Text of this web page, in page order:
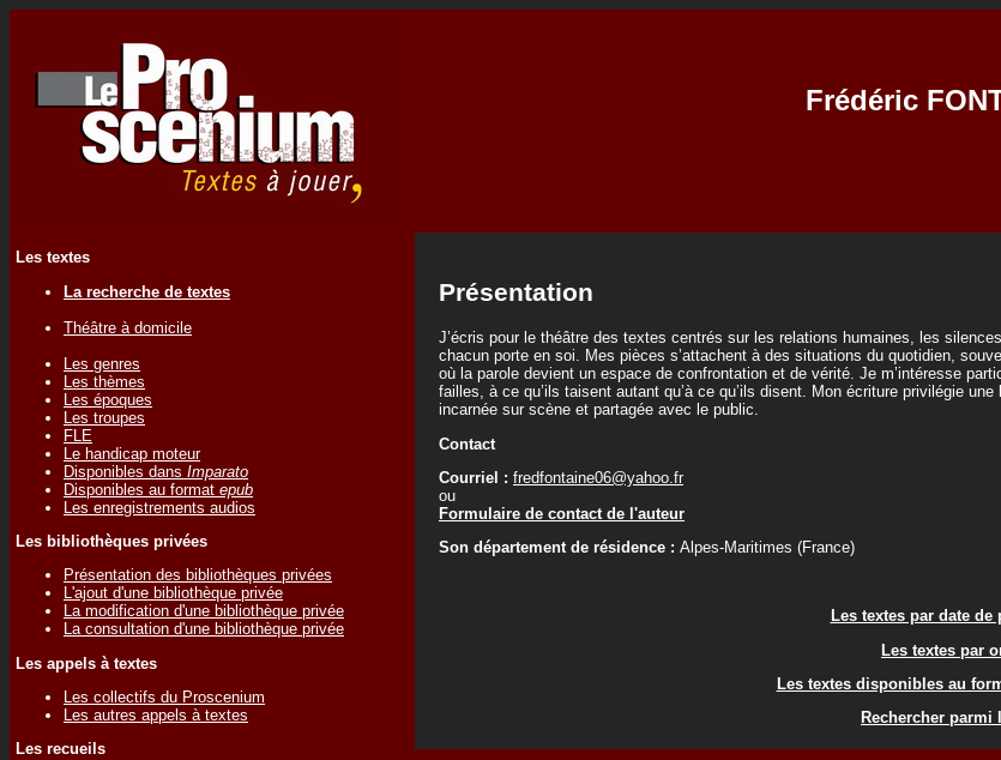
Frédéric
Les textes
La recherche de textes
Théâtre à domicile
Les genres
Les thèmes
Les époques
Les troupes
FLE
Le handicap moteur
Disponibles dans Imparato
Disponibles au format epub
Les enregistrements audios
Les bibliothèques privées
Présentation des bibliothèques privées
L'ajout d'une bibliothèque privée
La modification d'une bibliothèque privée
La consultation d'une bibliothèque privée
Les appels à textes
Les collectifs du Proscenium
Les autres appels à textes
Les recueils
Présentation
J’écris pour le théâtre des textes centrés sur les relations humaines, les
chacun porte en soi. Mes pièces s’attachent à des situations du quotidien,
où la parole devient un espace de confrontation et de vérité. Je m’intéresse
failles, à ce qu’ils taisent autant qu’à ce qu’ils disent. Mon écriture privilégie
incarnée sur scène et partagée avec le public.
Contact
Courriel : fredfontaine06@yahoo.fr
ou
Formulaire de contact de l'auteur
Son département de résidence : Alpes-Maritimes (France)
Les textes par date
Les textes par
Les textes disponibles au
Rechercher parmi